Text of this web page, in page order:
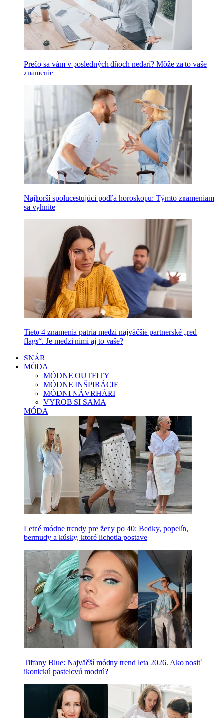
Prečo sa vám v posledných dňoch nedarí? Môže za to vaše
znamenie
Najhorší spolucestujúci podľa horoskopu: Týmto znameniam
sa vyhnite
Tieto 4 znamenia patria medzi najväčšie partnerské „red
flags“. Je medzi nimi aj to vaše?
SNÁR
MÓDA
MÓDNE OUTFITY
MÓDNE INŠPIRÁCIE
MÓDNI NÁVRHÁRI
VYROB SI SAMA
MÓDA
Letné módne trendy pre ženy po 40: Bodky, popelín,
bermudy a kúsky, ktoré lichotia postave
Tiffany Blue: Najväčší módny trend leta 2026. Ako nosiť
ikonickú pastelovú modrú?